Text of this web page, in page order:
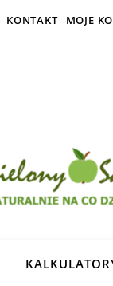
KONTAKT MOJE